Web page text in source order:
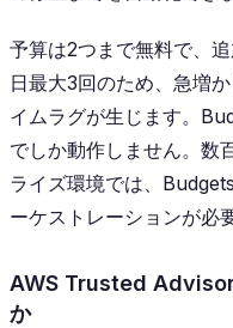
予算は2つまで無料で、
日最大3回のため、急増
イムラグが生じます。
でしか動作しません。数
ライズ環境では、
ーケストレーションが必
AWS Trusted Advisor
か